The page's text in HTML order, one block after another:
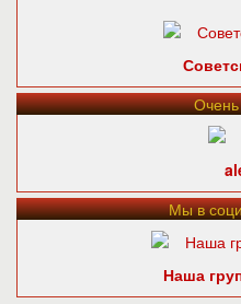
Очень
Мы в
Наша